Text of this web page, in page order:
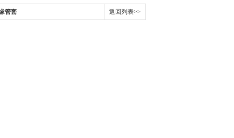
管套 返回列表>>